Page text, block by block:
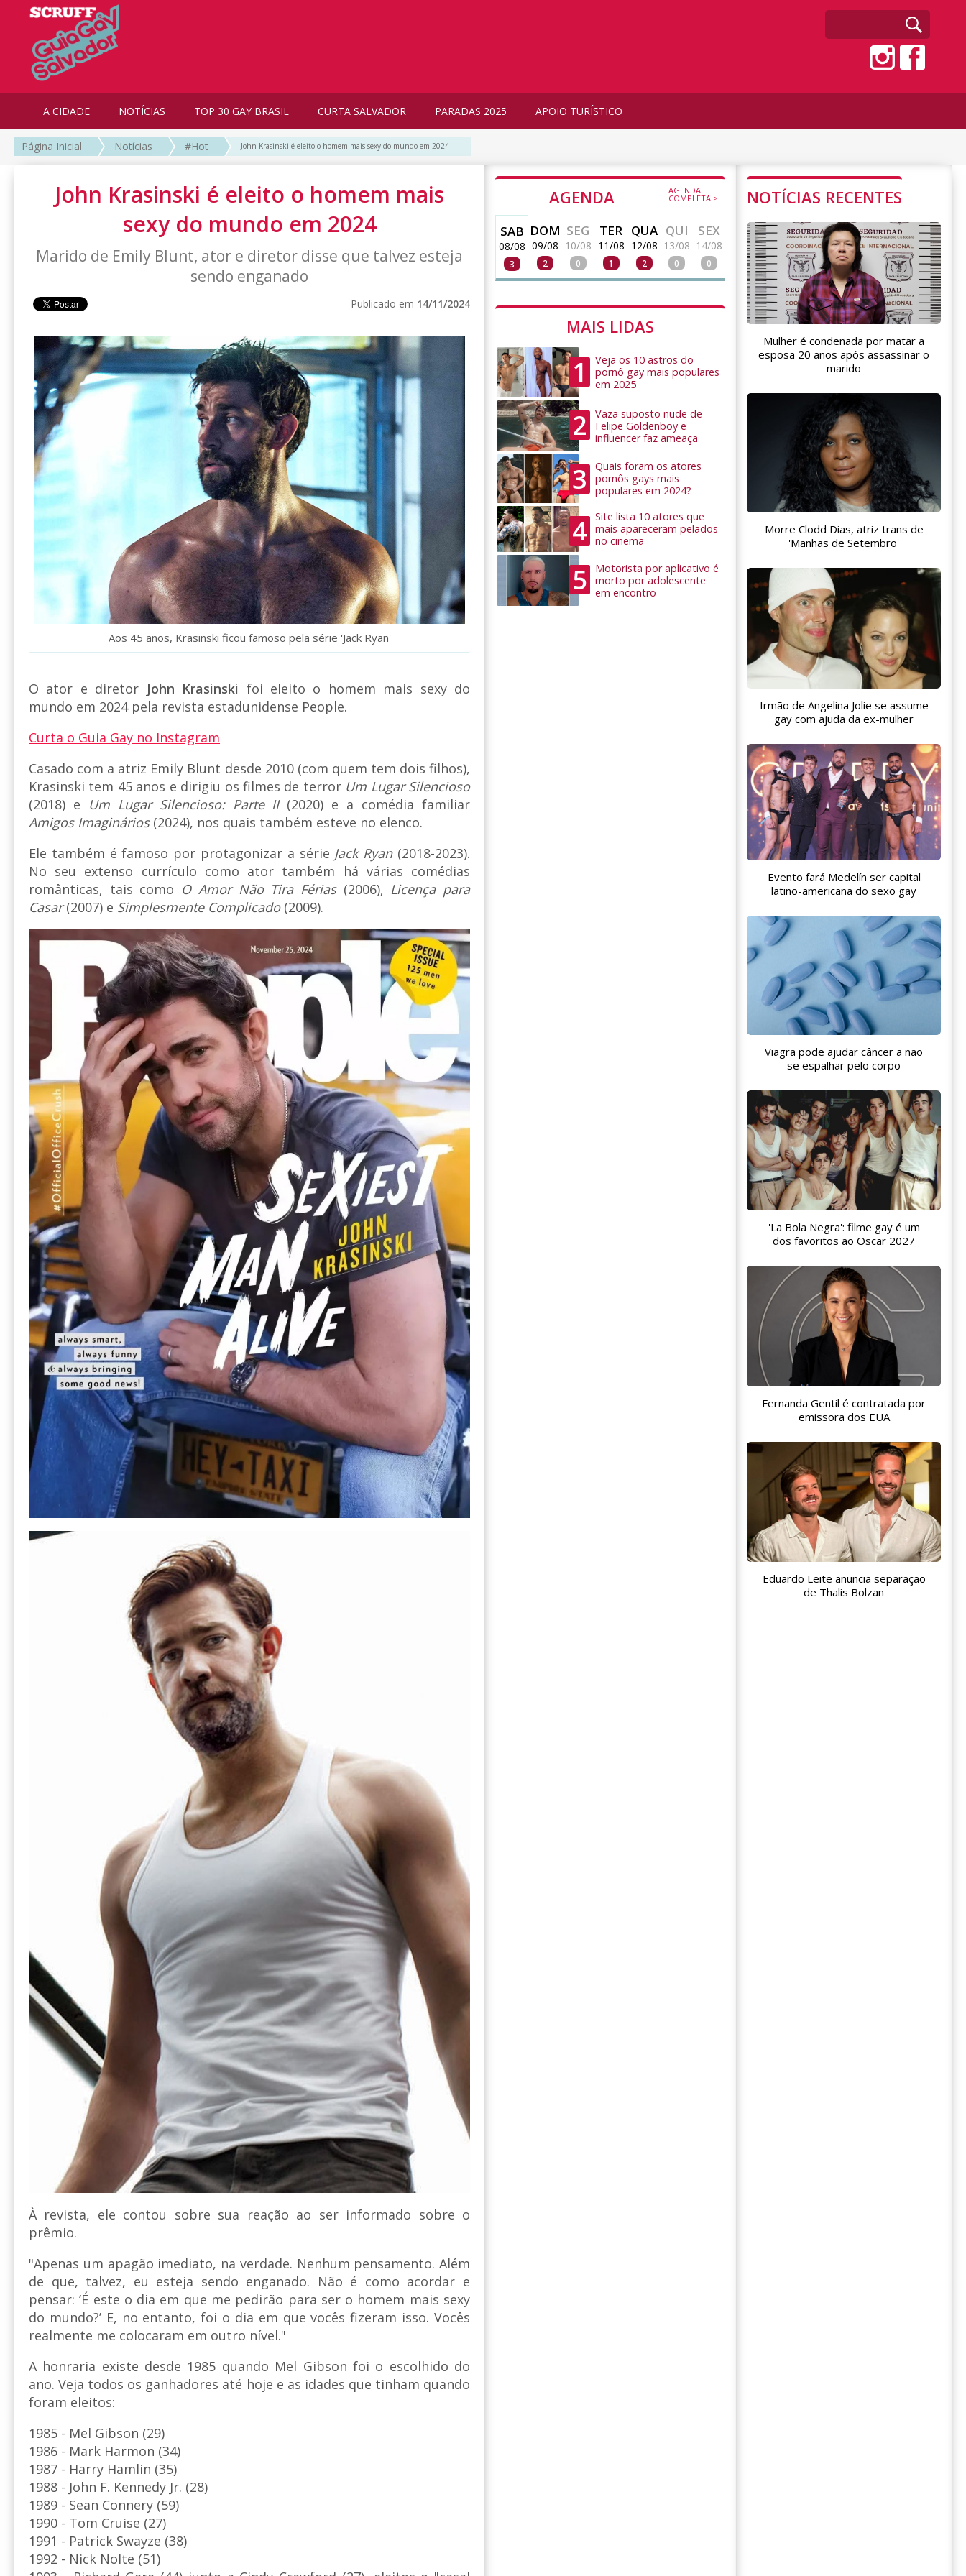
A CIDADE NOTÍCIAS TOP 30 GAY BRASIL CURTA SALVADOR PARADAS 2025 APOIO TURÍSTICO
Página Inicial Notícias #Hot John Krasinski é eleito o homem mais sexy do mundo em 2024
John Krasinski é eleito o homem mais
sexy do mundo em 2024
Marido de Emily Blunt, ator e diretor disse que talvez esteja
sendo enganado
Publicado em 14/11/2024
Aos 45 anos, Krasinski ficou famoso pela série 'Jack Ryan'
O ator e diretor John Krasinski foi eleito o homem mais sexy do
mundo em 2024 pela revista estadunidense People.
Curta o Guia Gay no Instagram
Casado com a atriz Emily Blunt desde 2010 (com quem tem dois filhos),
Krasinski tem 45 anos e dirigiu os filmes de terror Um Lugar Silencioso
(2018) e Um Lugar Silencioso: Parte II(2020) e a comédia familiar
Amigos Imaginários(2024), nos quais também esteve no elenco.
Ele também é famoso por protagonizar a série Jack Ryan(2018-2023).
No seu extenso currículo como ator também há várias comédias
românticas, tais como O Amor Não Tira Férias(2006), Licença para
Casar(2007) e Simplesmente Complicado(2009).
À revista, ele contou sobre sua reação ao ser informado sobre o
prêmio.
"Apenas um apagão imediato, na verdade. Nenhum pensamento. Além
de que, talvez, eu esteja sendo enganado. Não é como acordar e
pensar: ‘É este o dia em que me pedirão para ser o homem mais sexy
do mundo?’ E, no entanto, foi o dia em que vocês fizeram isso. Vocês
realmente me colocaram em outro nível."
A honraria existe desde 1985 quando Mel Gibson foi o escolhido do
ano. Veja todos os ganhadores até hoje e as idades que tinham quando
foram eleitos:
1985 - Mel Gibson (29)
1986 - Mark Harmon (34)
1987 - Harry Hamlin (35)
1988 - John F. Kennedy Jr. (28)
1989 - Sean Connery (59)
1990 - Tom Cruise (27)
1991 - Patrick Swayze (38)
1992 - Nick Nolte (51)
AGENDA AGENDA
COMPLETA >
SAB
08/08
3
DOM
09/08
2
SEG
10/08
0
TER
11/08
1
QUA
12/08
2
QUI
13/08
0
SEX
14/08
0
MAIS LIDAS
1
Veja os 10 astros do
pornô gay mais populares
em 2025
2
Vaza suposto nude de
Felipe Goldenboy e
influencer faz ameaça
3
Quais foram os atores
pornôs gays mais
populares em 2024?
4
Site lista 10 atores que
mais apareceram pelados
no cinema
5
Motorista por aplicativo é
morto por adolescente
em encontro
NOTÍCIAS RECENTES
Mulher é condenada por matar a
esposa 20 anos após assassinar o
marido
Morre Clodd Dias, atriz trans de
'Manhãs de Setembro'
Irmão de Angelina Jolie se assume
gay com ajuda da ex-mulher
Evento fará Medelín ser capital
latino-americana do sexo gay
Viagra pode ajudar câncer a não
se espalhar pelo corpo
'La Bola Negra': filme gay é um
dos favoritos ao Oscar 2027
Fernanda Gentil é contratada por
emissora dos EUA
Eduardo Leite anuncia separação
de Thalis Bolzan